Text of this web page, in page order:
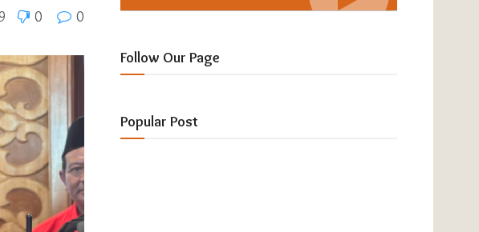
0 0
Follow Our Page
Popular Post